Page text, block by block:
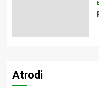
Atrodi